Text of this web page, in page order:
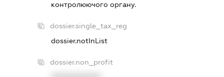
контролюючого органу.
dossier.single_tax_reg
dossier.notInList
dossier.non_profit